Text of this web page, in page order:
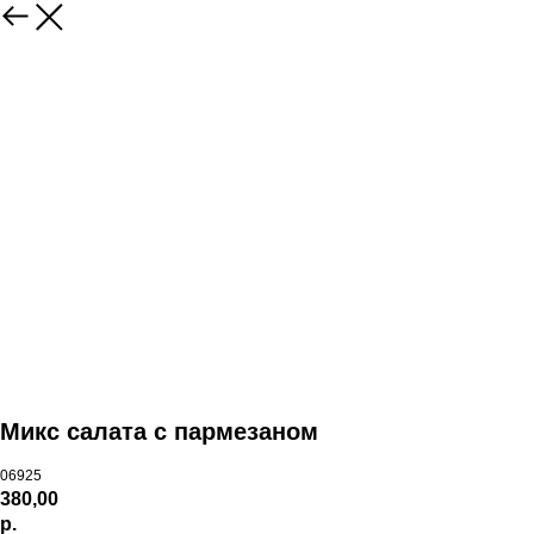
Микс салата с пармезаном
06925
380,00
р.